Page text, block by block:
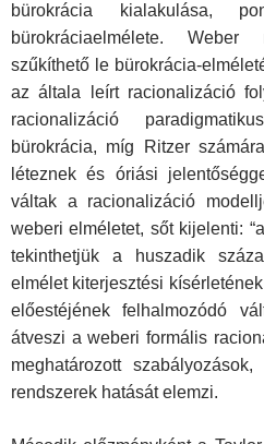
bürokrácia kialakulása,
bürokráciaelmélete.
szűkíthető le bürokrácia-
az általa leírt racionalizáció
racionalizáció
bürokrácia, míg Ritzer
léteznek és óriási
váltak a racionalizáció
weberi elméletet, sőt kijelenti:
tekinthetjük a huszadik
elmélet kiterjesztési
előestéjének felhalmozódó
átveszi a weberi formális
meghatározott
rendszerek hatását elemzi.